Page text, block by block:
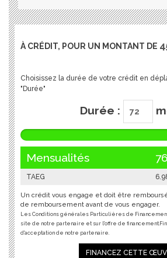
À CRÉDIT, POUR UN MONTANT DE
Choisissez la durée de votre crédit en
"Durée"
Durée :
Mensualités
TAEG
Un crédit vous engage et doit être
de remboursement avant de vous engager.
Les Conditions générales Particulières de
site de notre partenaire et sur l'offre de
d'acceptation de notre partenaire.
FINANCEZ CETTE